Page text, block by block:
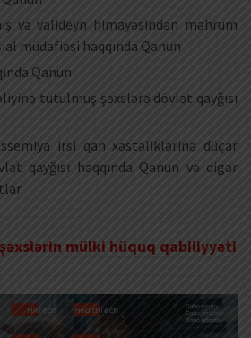
və valideyn himayəsindən məhrum
müdafiəsi haqqında Qanun
Qanun
tutulmuş şəxslərə dövlət qayğısı
irsi qan xəstəliklərinə düçar
qayğısı haqqında Qanun və digər
mülki hüquq qabiliyyəti